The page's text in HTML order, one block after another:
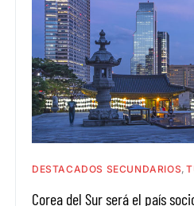
DESTACADOS SECUNDARIOS
Corea del Sur será el país